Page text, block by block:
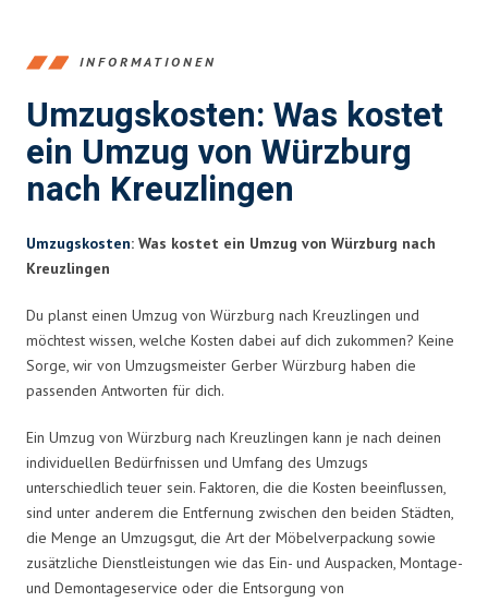
INFORMATIONEN
Umzugskosten: Was kostet
ein Umzug von Würzburg
nach Kreuzlingen
Umzugskosten: Was kostet ein Umzug von Würzburg nach
Kreuzlingen
Du planst einen Umzug von Würzburg nach Kreuzlingen und
möchtest wissen, welche Kosten dabei auf dich zukommen? Keine
Sorge, wir von Umzugsmeister Gerber Würzburg haben die
passenden Antworten für dich.
Ein Umzug von Würzburg nach Kreuzlingen kann je nach deinen
individuellen Bedürfnissen und Umfang des Umzugs
unterschiedlich teuer sein. Faktoren, die die Kosten beeinflussen,
sind unter anderem die Entfernung zwischen den beiden Städten,
die Menge an Umzugsgut, die Art der Möbelverpackung sowie
zusätzliche Dienstleistungen wie das Ein- und Auspacken, Montage-
und Demontageservice oder die Entsorgung von